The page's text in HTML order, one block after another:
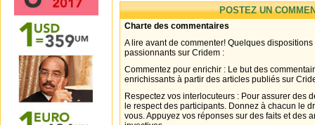
POSTEZ UN
Charte des commentaires
A lire avant de commenter! Quelques
passionnants sur Cridem :
Commentez pour enrichir : Le but des
enrichissants à partir des articles publiés sur
Respectez vos interlocuteurs : Pour assurer des
le respect des participants. Donnez à chacun le
vous. Appuyez vos réponses sur des faits et des